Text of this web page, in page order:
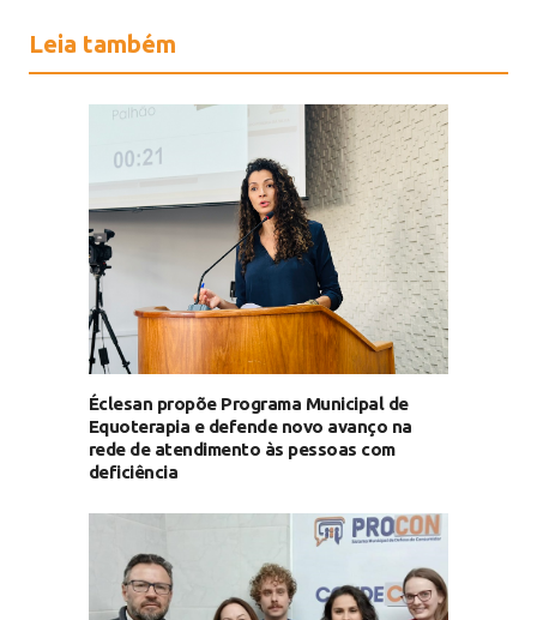
Leia também
Éclesan propõe Programa Municipal de
Equoterapia e defende novo avanço na
rede de atendimento às pessoas com
deficiência